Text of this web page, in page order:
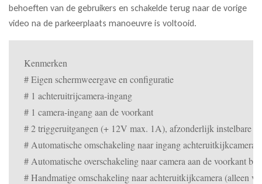
behoeften van de gebruikers en schakelde terug naar de vorige
video na de parkeerplaats manoeuvre is voltooid.
Kenmerken
# Eigen schermweergave en configuratie
# 1 achteruitrijcamera-ingang
# 1 camera-ingang aan de voorkant
# 2 triggeruitgangen (+ 12V max. 1A), afzonderlijk instelbare
# Automatische omschakeling naar ingang
# Automatische overschakeling naar camera aan de voorkant
# Handmatige omschakeling naar achteruitkijkcamera (alleen